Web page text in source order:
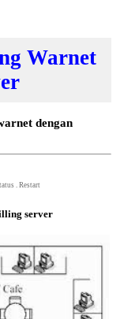
Warnet
dengan
Restart
server